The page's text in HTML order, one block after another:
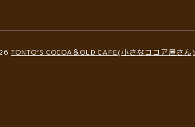
TONTO’S COCOA＆OLD CAFE(小さなココア屋さん)